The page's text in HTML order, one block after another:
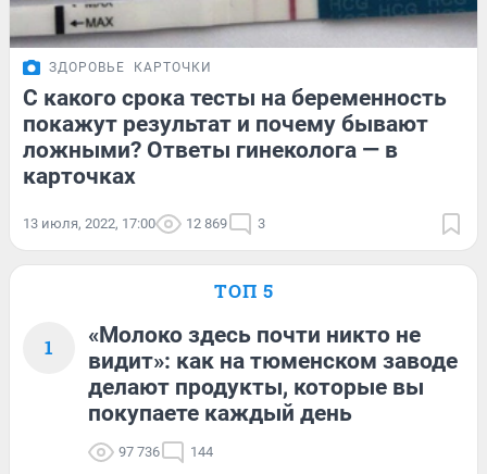
ЗДОРОВЬЕ КАРТОЧКИ
С какого срока тесты на беременность
покажут результат и почему бывают
ложными? Ответы гинеколога — в
карточках
13 июля, 2022, 17:00 12 869 3
ТОП 5
1
«Молоко здесь почти никто не
видит»: как на тюменском заводе
делают продукты, которые вы
покупаете каждый день
97 736 144